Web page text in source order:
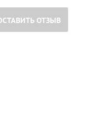
ОТЗЫВ